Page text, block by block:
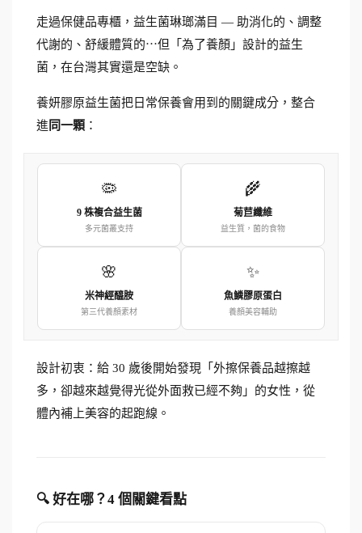
走過保健品專櫃，益生菌琳瑯滿目 — 助消化的、調整
代謝的、舒緩體質的⋯但「為了養顏」設計的益生
菌，在台灣其實還是空缺。
養妍膠原益生菌把日常保養會用到的關鍵成分，整合
進同一顆 ：
🦠
9 株複合益生菌
多元菌叢支持
🌾
菊苣纖維
益生質，菌的食物
🌸
米神經醯胺
第三代養顏素材
✨
魚鱗膠原蛋白
養顏美容輔助
設計初衷：給 30 歲後開始發現「外擦保養品越擦越
多，卻越來越覺得光從外面救已經不夠」的女性，從
體內補上美容的起跑線。
🔍 好在哪？4 個關鍵看點